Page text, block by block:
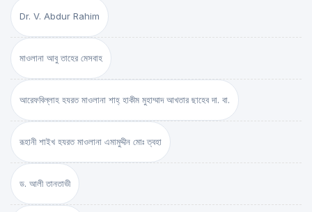
Dr. V. Abdur Rahim
মাওলানা আবু তাহের মেসবাহ
আরেফবিল্লাহ হযরত মাওলানা শাহ্ হাকীম মুহাম্মাদ আখতার ছাহেব দা. বা.
রূহানী শাইখ হযরত মাওলানা এমামুদ্দীন মোঃ ত্বহা
ড. আলী তানতাভী